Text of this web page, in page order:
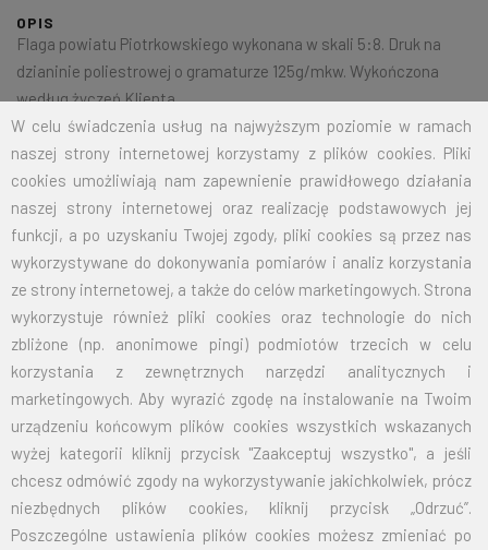
W celu świadczenia usług na najwyższym poziomie w ramach
naszej strony internetowej korzystamy z plików cookies. Pliki
cookies umożliwiają nam zapewnienie prawidłowego działania
naszej strony internetowej oraz realizację podstawowych jej
funkcji, a po uzyskaniu Twojej zgody, pliki cookies są przez nas
wykorzystywane do dokonywania pomiarów i analiz korzystania
ze strony internetowej, a także do celów marketingowych. Strona
wykorzystuje również pliki cookies oraz technologie do nich
zbliżone (np. anonimowe pingi) podmiotów trzecich w celu
korzystania z zewnętrznych narzędzi analitycznych i
marketingowych. Aby wyrazić zgodę na instalowanie na Twoim
urządzeniu końcowym plików cookies wszystkich wskazanych
wyżej kategorii kliknij przycisk "Zaakceptuj wszystko", a jeśli
chcesz odmówić zgody na wykorzystywanie jakichkolwiek, prócz
niezbędnych plików cookies, kliknij przycisk „Odrzuć”.
Poszczególne ustawienia plików cookies możesz zmieniać po
OPIS
Flaga powiatu Piotrkowskiego wykonana w skali 5:8. Druk na
dzianinie poliestrowej o gramaturze 125g/mkw. Wykończona
według życzeń Klienta.
Na życzenie klienta jesteśmy w stanie wykonać dowolny rozmiar
flagi. Przy zamówieniu większej ilości cena zostanie wyliczona
indywidualnie.
ROZMIAR CENA NETTO CENA BRUTTO
70X110 32,50 39,98
100X160 67,50 83,03
151,50